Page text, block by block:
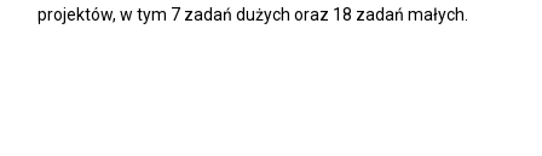
projektów, w tym 7 zadań dużych oraz 18 zadań małych.